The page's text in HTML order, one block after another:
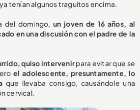
tenían algunos traguitos encima.
del domingo,un joven de 16 años, al
en una discusión con el padre de la
quiso intervenirpara evitar que se
el adolescente, presuntamente, lo
que llevaba consigo, causándole una
cervical.